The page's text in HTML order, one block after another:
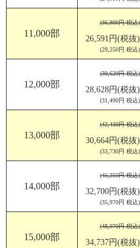
11,000部
(36,800円 税込)
26,591円(税抜)
(29,250円 税込)
12,000部
(39,620円 税込)
28,628円(税抜)
(31,490円 税込)
13,000部
(42,430円 税込)
30,664円(税抜)
(33,730円 税込)
14,000部
(45,250円 税込)
32,700円(税抜)
(35,970円 税込)
15,000部
(48,070円 税込)
34,737円(税抜)